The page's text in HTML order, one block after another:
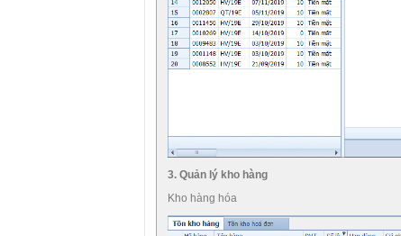
3. Quản lý kho hàng
Kho hàng hóa